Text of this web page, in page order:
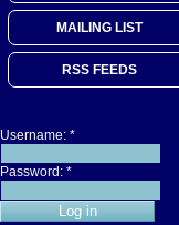
MAILING LIST
RSS FEEDS
Username: *
Password: *